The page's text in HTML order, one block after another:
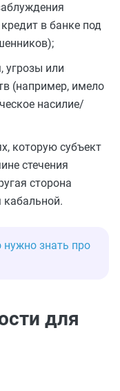
в банке под
угрозы или
(например, имело
насилие/
которую субъект
стечения
сторона
кабальной.
нужно знать про
для